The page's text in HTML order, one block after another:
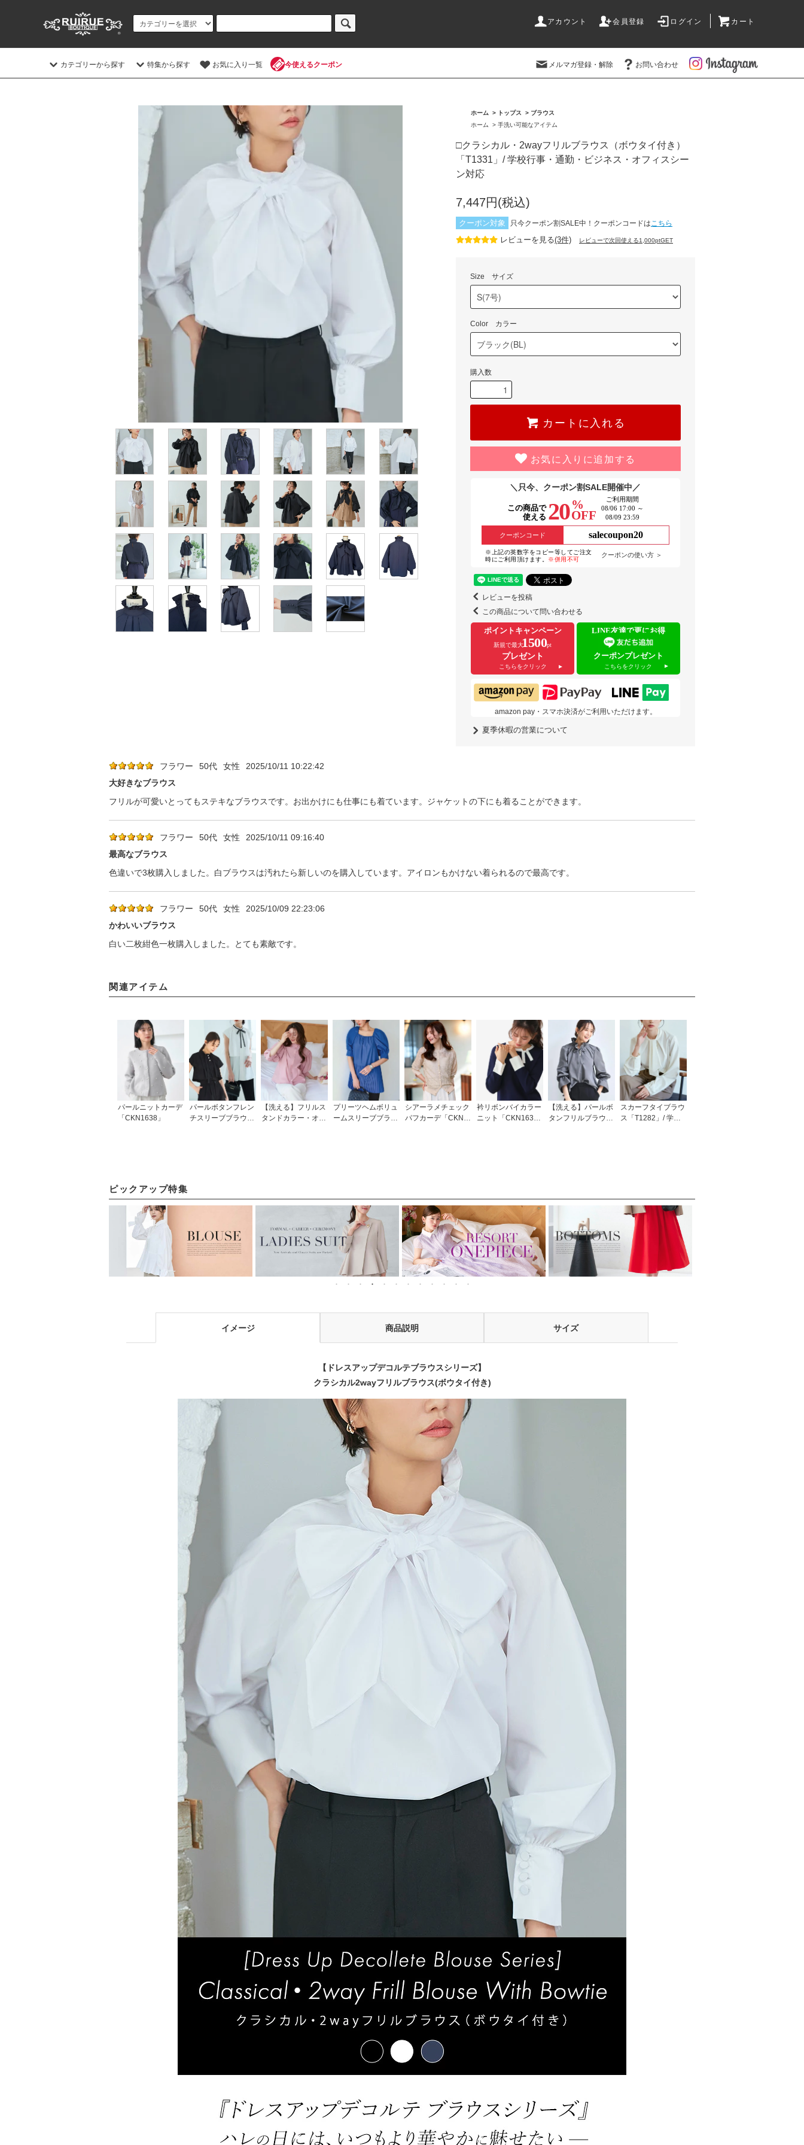
アカウント 会員登録 ログイン カート
カテゴリーから探す 特集から探す お気に入り一覧 今使えるクーポン メルマガ登録・解除 お問い合わせ
ホーム > トップス > ブラウス
ホーム
> 手洗い可能なアイテム
□クラシカル・2wayフリルブラウス（ボウタイ付き）
「T1331」/ 学校行事・通勤・ビジネス・オフィスシー
ン対応
7,447円(税込)
クーポン対象 只今クーポン割SALE中！クーポンコードはこちら
レビューを見る(3件) レビューで次回使える1,000ptGET
Size サイズ
Color カラー
購入数
カートに入れる
お気に入りに追加する
＼只今、クーポン割SALE開催中／
この商品で
使える 20 %
OFF
ご利用期間
08/06 17:00 ～
08/09 23:59
クーポンコード salecoupon20
※上記の英数字をコピー等してご注文
時にご利用頂けます。 ※併用不可
クーポンの使い方 ＞
レビューを投稿
この商品について問い合わせる
ポイントキャンペーン
新規で最大1500pt
プレゼント
こちらをクリック
LINE友達で更にお得
クーポンプレゼント
こちらをクリック
amazon pay・スマホ決済がご利用いただけます。
夏季休暇の営業について
フラワー 50代 女性
2025/10/11 10:22:42
大好きなブラウス
フリルが可愛いとってもステキなブラウスです。お出かけにも仕事にも着ています。ジャケットの下にも着ることができます。
フラワー 50代 女性
2025/10/11 09:16:40
最高なブラウス
色違いで3枚購入しました。白ブラウスは汚れたら新しいのを購入しています。アイロンもかけない着られるので最高です。
フラワー 50代 女性
2025/10/09 22:23:06
かわいいブラウス
白い二枚紺色一枚購入しました。とても素敵です。
関連アイテム
パールニットカーデ
「CKN1638」
パールボタンフレン
チスリーブブラウス
【洗える】フリルス
タンドカラー・オー
プリーツヘムボリュ
ームスリーブブラウ
シアーラメチェック
パフカーデ「CKN1
衿リボンバイカラー
ニット「CKN163
【洗える】パールボ
タンフリルブラウス
スカーフタイブラウ
ス「T1282」/ 学校
ピックアップ特集
イメージ 商品説明 サイズ
【ドレスアップデコルテブラウスシリーズ】
クラシカル2wayフリルブラウス(ボウタイ付き)